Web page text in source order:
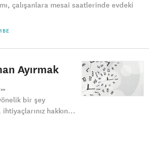
çalışanlara mesai saatlerinde evdeki
Ayırmak
bir şey
hakkın...